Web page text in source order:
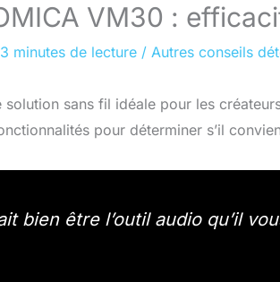
VM30 :
3 minutes de lecture / Autres conseils
sans fil idéale pour les
pour déterminer s’il
bien être l’outil audio qu’il